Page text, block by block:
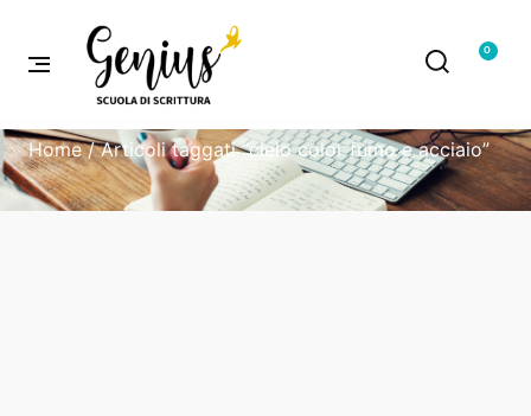
0
Home/ Articoli taggati “cielo color fumo e acciaio”